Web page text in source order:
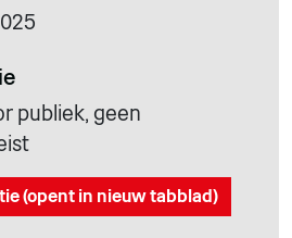
publiek, geen
(opent in nieuw tabblad)